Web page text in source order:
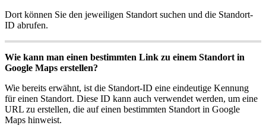
Dort können Sie den jeweiligen Standort suchen und die Standort-
ID abrufen.
Wie kann man einen bestimmten Link zu einem Standort in
Google Maps erstellen?
Wie bereits erwähnt, ist die Standort-ID eine eindeutige Kennung
für einen Standort. Diese ID kann auch verwendet werden, um eine
URL zu erstellen, die auf einen bestimmten Standort in Google
Maps hinweist.